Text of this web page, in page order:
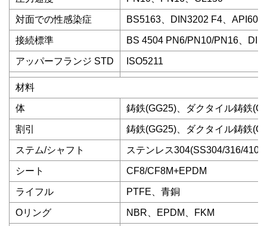
対面での性感染症 BS5163、DIN3202 F4、API609
接続標準 BS 4504 PN6/PN10/PN16、
アッパーフランジ STD ISO5211
材料
体 鋳鉄(GG25)、ダクタイル鋳鉄
割引 鋳鉄(GG25)、ダクタイル鋳鉄
ステム/シャフト ステンレス304(SS304/316/410/
シート CF8/CF8M+EPDM
ライフル PTFE、青銅
Oリング NBR、EPDM、FKM